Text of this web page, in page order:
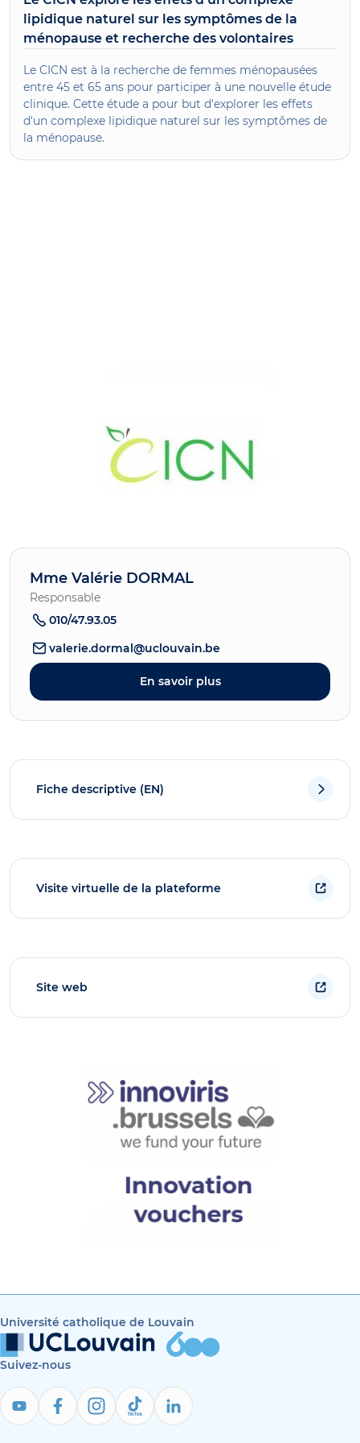
lipidique naturel sur les symptômes de la
ménopause et recherche des volontaires
Le CICN est à la recherche de femmes ménopausées
entre 45 et 65 ans pour participer à une nouvelle étude
clinique. Cette étude a pour but d'explorer les effets
d'un complexe lipidique naturel sur les symptômes de
la ménopause.
Mme Valérie DORMAL
Responsable
010/47.93.05
valerie.dormal@uclouvain.be
En savoir plus
Fiche descriptive (EN)
Visite virtuelle de la plateforme
Site web
Université catholique de Louvain
Suivez-nous